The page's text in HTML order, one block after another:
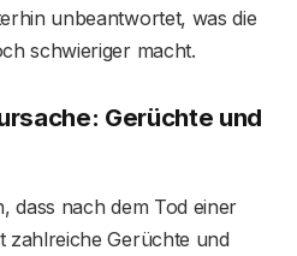
unbeantwortet, was die
schwieriger macht.
Gerüchte und
dass nach dem Tod einer
zahlreiche Gerüchte und